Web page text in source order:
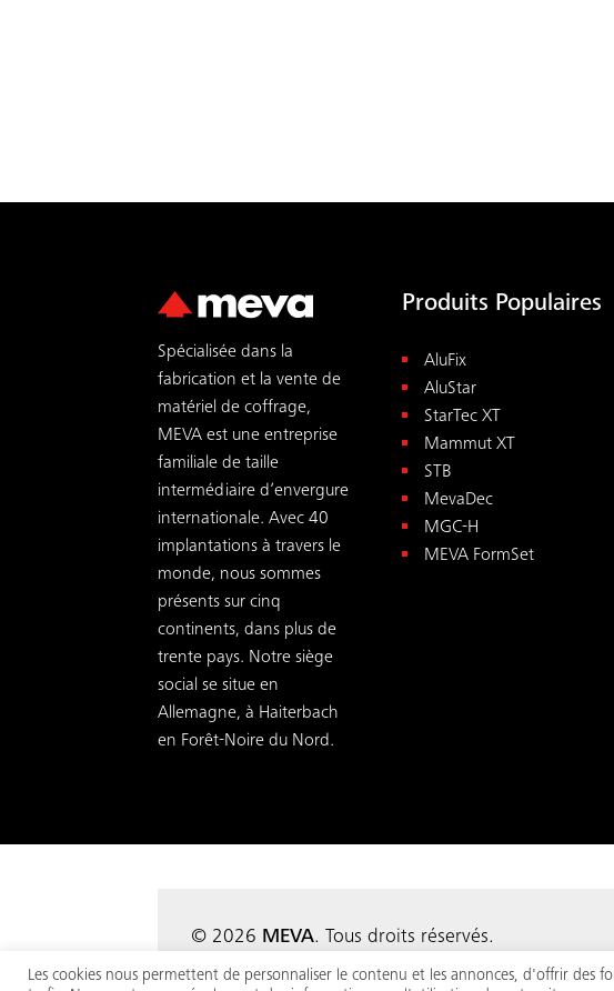
Spécialisée dans la
fabrication et la vente de
matériel de coffrage,
MEVA est une entreprise
familiale de taille
intermédiaire d’envergure
internationale. Avec 40
implantations à travers le
monde, nous sommes
présents sur cinq
continents, dans plus de
trente pays. Notre siège
social se situe en
Allemagne, à Haiterbach
en Forêt-Noire du Nord.
Produits Populaires
AluFix
AluStar
StarTec XT
Mammut XT
STB
MevaDec
MGC-H
MEVA FormSet
© 2026 MEVA. Tous droits réservés.
Conditions | Mentions légales | Politique de
Les cookies nous permettent de personnaliser le contenu et les annonces, d'offrir des